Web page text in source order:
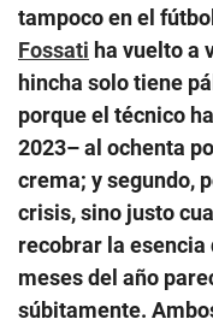
tampoco en el
Fossati ha vuelto a
hincha solo tiene
porque el técnico
2023– al ochenta
crema; y segundo,
crisis, sino justo
recobrar la
meses del año
súbitamente.